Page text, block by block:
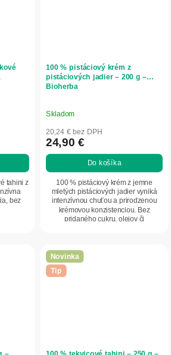
tahini z
bez
100 % pistáciový krém z
pistáciových jadier – 200 g –
Bioherba
Skladom
20,24 € bez DPH
24,90 €
Do košíka
100 % pistáciový krém z jemne
mletých pistáciových jadier vyniká
intenzívnou chuťou a prirodzenou
krémovou konzistenciou. Bez
pridaného cukru, olejov či
Novinka
Tip